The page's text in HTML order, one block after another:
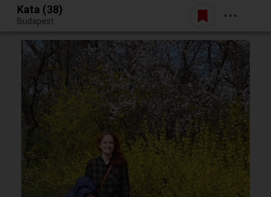
Egy jó randiból bármi lehet.
Belépés
Kata (38)
Budapest